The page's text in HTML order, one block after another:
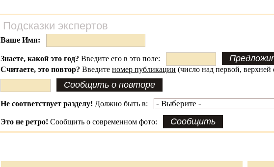
Подсказки экспертов
Ваше Имя:
Знаете, какой это год? Введите его в это поле:
Считаете, это повтор? Введите номер публикации (число над первой, верхней
Не соответствует разделу! Должно быть в:
Это не ретро! Сообщить о современном фото: